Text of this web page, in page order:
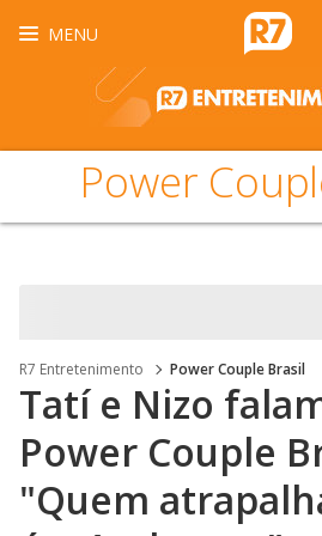
MENU
Power
R7 Entretenimento Power Couple Brasil
Tatí e Nizo
Power Couple
"Quem